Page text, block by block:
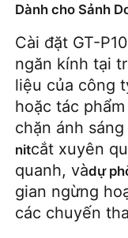
Dành cho Sảnh
Cài đặt GT-P10
ngăn kính tại
liệu của công
hoặc tác
chặn ánh
nitcắt xuyên
quanh, vàdự
gian ngừng
các chuyến